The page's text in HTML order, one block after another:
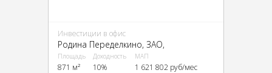
Инвестиции в офис
Родина Переделкино, ЗАО,
Площадь
871 м²
Доходность
10%
МАП
1 621 802 руб/мес